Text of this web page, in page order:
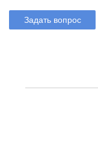
Задать вопрос